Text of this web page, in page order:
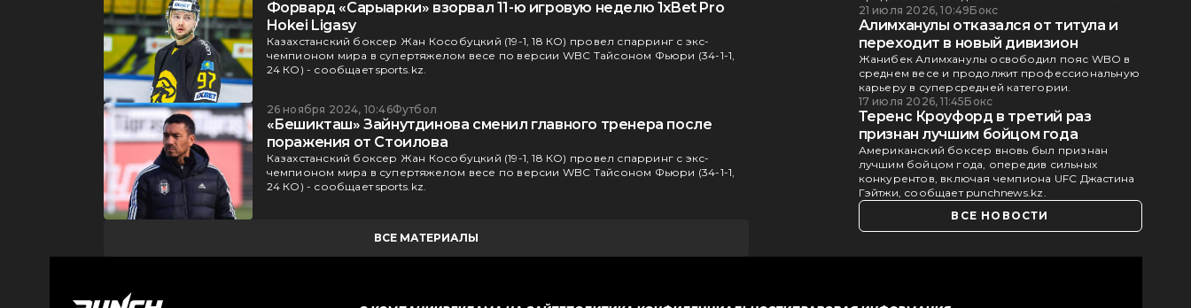
Форвард «Сарыарки» взорвал 11-ю игровую неделю 1xBet Pro
Hokei Ligasy
Казахстанский боксер Жан Кособуцкий (19-1, 18 КО) провел спарринг с экс-
чемпионом мира в супертяжелом весе по версии WBC Тайсоном Фьюри (34-1-1,
24 КО) - сообщает sports.kz.
26 ноября 2024, 10:46Футбол
«Бешикташ» Зайнутдинова сменил главного тренера после
поражения от Стоилова
Казахстанский боксер Жан Кособуцкий (19-1, 18 КО) провел спарринг с экс-
чемпионом мира в супертяжелом весе по версии WBC Тайсоном Фьюри (34-1-1,
24 КО) - сообщает sports.kz.
ВСЕ МАТЕРИАЛЫ
21 июля 2026, 10:49Бокс
Алимханулы отказался от титула и
переходит в новый дивизион
Жанибек Алимханулы освободил пояс WBO в
среднем весе и продолжит профессиональную
карьеру в суперсредней категории.
17 июля 2026, 11:45Бокс
Теренс Кроуфорд в третий раз
признан лучшим бойцом года
Американский боксер вновь был признан
лучшим бойцом года, опередив сильных
конкурентов, включая чемпиона UFC Джастина
Гэйтжи, сообщает punchnews.kz.
ВСЕ НОВОСТИ